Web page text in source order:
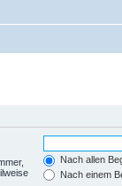
Nach allen
Nach einem